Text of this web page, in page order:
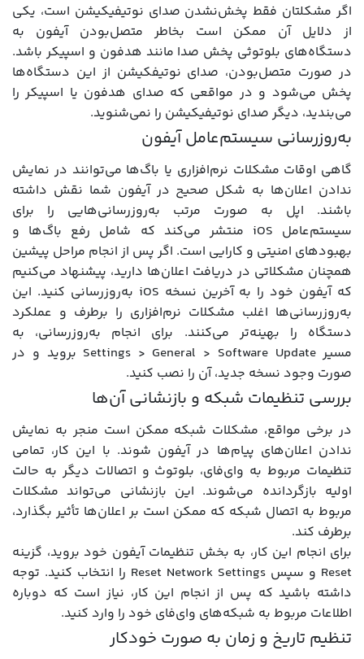
اگر مشکلتان فقط پخش‌نشدن صدای نوتیفیکیشن است، یکی
از دلایل آن ممکن است بخاطر متصل‌بودن آیفون به
دستگاه‌های بلوتوثی پخش صدا مانند هدفون و اسپیکر باشد.
در صورت متصل‌بودن، صدای نوتیفکیشن از این دستگاه‌ها
پخش می‌شود و در مواقعی که صدای هدفون یا اسپیکر را
می‌بندید، دیگر صدای نوتیفیکیشن را نمی‌شنوید.
به‌روزرسانی سیستم‌عامل آیفون
گاهی اوقات مشکلات نرم‌افزاری یا باگ‌ها می‌توانند در نمایش
ندادن اعلان‌ها به شکل صحیح در آیفون شما نقش داشته
باشند. اپل به صورت مرتب به‌روزرسانی‌هایی را برای
سیستم‌عامل iOS منتشر می‌کند که شامل رفع باگ‌ها و
بهبودهای امنیتی و کارایی است. اگر پس از انجام مراحل پیشین
همچنان مشکلاتی در دریافت اعلان‌ها دارید، پیشنهاد می‌کنیم
که آیفون خود را به آخرین نسخه iOS به‌روزرسانی کنید. این
به‌روزرسانی‌ها اغلب مشکلات نرم‌افزاری را برطرف و عملکرد
دستگاه را بهینه‌تر می‌کنند. برای انجام به‌روزرسانی، به
مسیر Settings > General > Software Update بروید و در
صورت وجود نسخه جدید، آن را نصب کنید.
بررسی تنظیمات شبکه و بازنشانی آن‌ها
در برخی مواقع، مشکلات شبکه ممکن است منجر به نمایش
ندادن اعلان‌های پیام‌ها در آیفون شوند. با این کار، تمامی
تنظیمات مربوط به وای‌فای، بلوتوث و اتصالات دیگر به حالت
اولیه بازگردانده می‌شوند. این بازنشانی می‌تواند مشکلات
مربوط به اتصال شبکه که ممکن است بر اعلان‌ها تأثیر بگذارد،
برطرف کند.
برای انجام این کار، به بخش تنظیمات آیفون خود بروید، گزینه
Reset و سپس Reset Network Settings را انتخاب کنید. توجه
داشته باشید که پس از انجام این کار، نیاز است که دوباره
اطلاعات مربوط به شبکه‌های وای‌فای خود را وارد کنید.
تنظیم تاریخ و زمان به صورت خودکار